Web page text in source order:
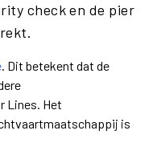
check en de pier
. Dit betekent dat de
Lines. Het
is